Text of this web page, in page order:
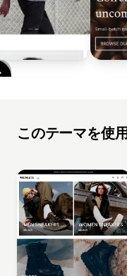
このテーマを使